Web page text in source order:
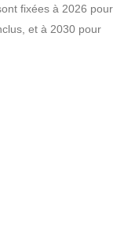
fixées à 2026 pour
et à 2030 pour